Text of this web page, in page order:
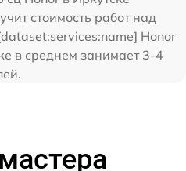
стоимость работ над
Honor
в среднем занимает 3-4